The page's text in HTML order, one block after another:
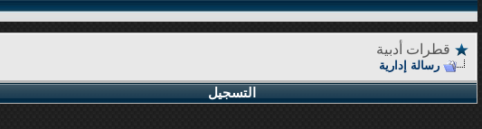
قطرات أدبية
رسالة إدارية
التسجيل